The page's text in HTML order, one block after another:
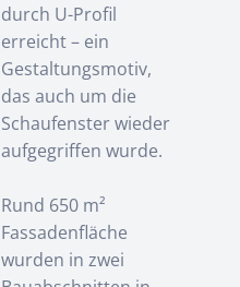
durch U-Profil
erreicht – ein
Gestaltungsmotiv,
das auch um die
Schaufenster wieder
aufgegriffen wurde.
Rund 650 m²
Fassadenfläche
wurden in zwei